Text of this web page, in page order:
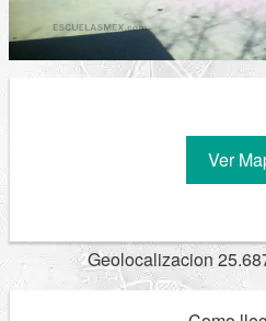
Ver
Geolocalizacion